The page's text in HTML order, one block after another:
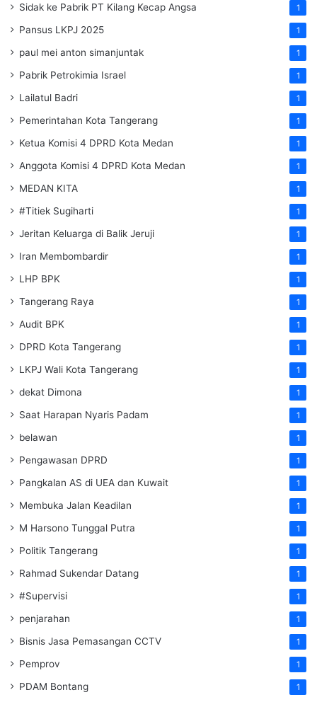
Sidak ke Pabrik PT Kilang Kecap Angsa 1
Pansus LKPJ 2025 1
paul mei anton simanjuntak 1
Pabrik Petrokimia Israel 1
Lailatul Badri 1
Pemerintahan Kota Tangerang 1
Ketua Komisi 4 DPRD Kota Medan 1
Anggota Komisi 4 DPRD Kota Medan 1
MEDAN KITA 1
#Titiek Sugiharti 1
Jeritan Keluarga di Balik Jeruji 1
Iran Membombardir 1
LHP BPK 1
Tangerang Raya 1
Audit BPK 1
DPRD Kota Tangerang 1
LKPJ Wali Kota Tangerang 1
dekat Dimona 1
Saat Harapan Nyaris Padam 1
belawan 1
Pengawasan DPRD 1
Pangkalan AS di UEA dan Kuwait 1
Membuka Jalan Keadilan 1
M Harsono Tunggal Putra 1
Politik Tangerang 1
Rahmad Sukendar Datang 1
#Supervisi 1
penjarahan 1
Bisnis Jasa Pemasangan CCTV 1
Pemprov 1
PDAM Bontang 1